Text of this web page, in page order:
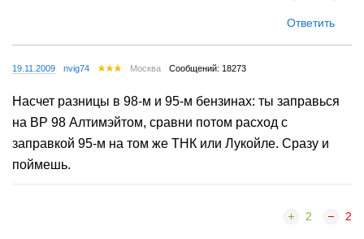
Ответить
19.11.2009 nvig74 Москва Сообщений: 18273
Насчет разницы в 98-м и 95-м бензинах: ты заправься
на ВР 98 Алтимэйтом, сравни потом расход с
заправкой 95-м на том же ТНК или Лукойле. Сразу и
поймешь.
2 2